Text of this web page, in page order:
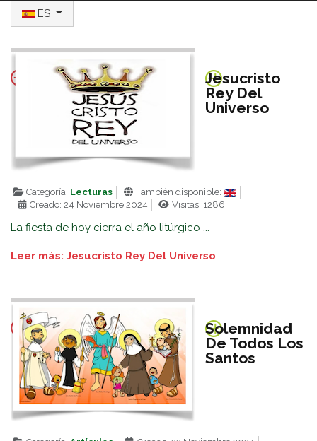
Home
Seleccione su idioma
ES
Jesucristo
Rey Del
Universo
Categoría: Lecturas
También disponible:
Creado: 24 Noviembre 2024
Visitas: 1286
La fiesta de hoy cierra el año litúrgico ...
Leer más: Jesucristo Rey Del Universo
Solemnidad
De Todos Los
Santos